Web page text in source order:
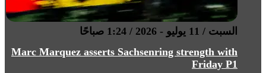
السبت / 11 يوليو - 2026 / 1:24 صباحًا
Marc Marquez asserts Sachsenring strength with
Friday P1